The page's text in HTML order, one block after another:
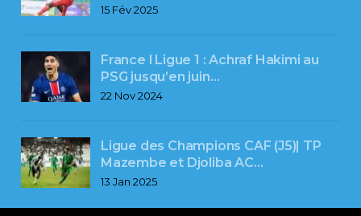
15 Fév 2025
France l Ligue 1 : Achraf Hakimi au
PSG jusqu’en juin…
22 Nov 2024
Ligue des Champions CAF (J5)| TP
Mazembe et Djoliba AC…
13 Jan 2025